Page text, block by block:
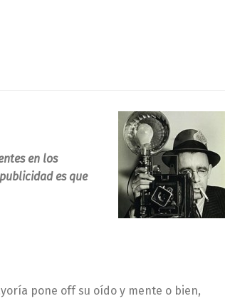
en los
es que
pone off su oído y mente o bien,